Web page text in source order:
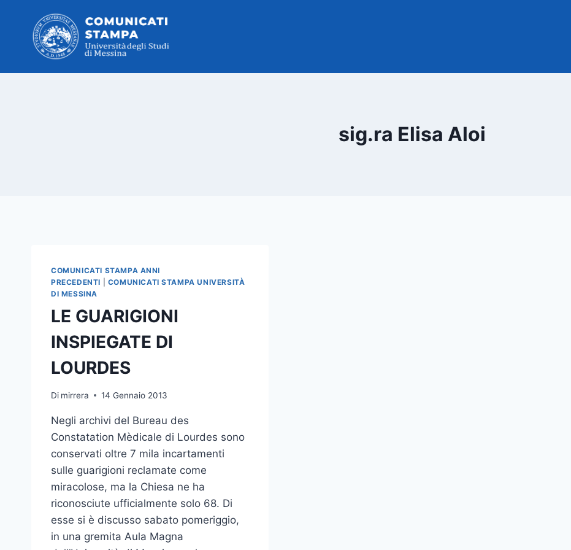
contenuto
sig.ra Elisa Aloi
COMUNICATI STAMPA ANNI
PRECEDENTI
COMUNICATI STAMPA UNIVERSITÀ
DI MESSINA
LE GUARIGIONI
INSPIEGATE DI
LOURDES
Di mirrera 14 Gennaio 2013
Negli archivi del Bureau des
Constatation Mèdicale di Lourdes sono
conservati oltre 7 mila incartamenti
sulle guarigioni reclamate come
miracolose, ma la Chiesa ne ha
riconosciute ufficialmente solo 68. Di
esse si è discusso sabato pomeriggio,
in una gremita Aula Magna